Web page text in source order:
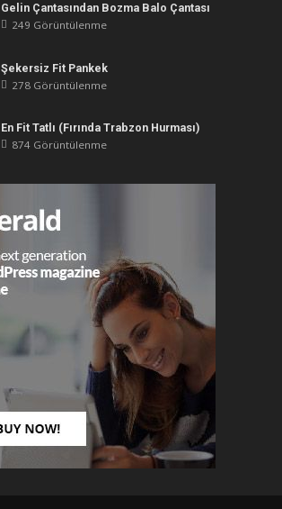
Gelin Çantasından Bozma Balo Çantası
249 Görüntülenme
Şekersiz Fit Pankek
278 Görüntülenme
En Fit Tatlı (Fırında Trabzon Hurması)
874 Görüntülenme